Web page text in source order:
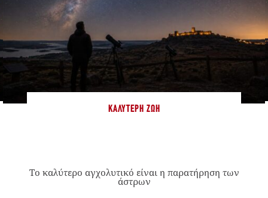
ΚΑΛΎΤΕΡΗ ΖΩΉ
Το καλύτερο αγχολυτικό είναι η παρατήρηση των
άστρων